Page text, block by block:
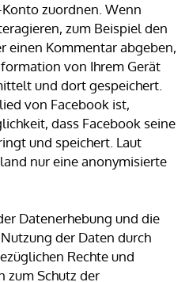
zuordnen. Wenn
zum Beispiel den
einen Kommentar abgeben,
von Ihrem Gerät
und dort gespeichert.
von Facebook ist,
dass Facebook seine
und speichert. Laut
nur eine anonymisierte
Datenerhebung und die
der Daten durch
Rechte und
zum Schutz der